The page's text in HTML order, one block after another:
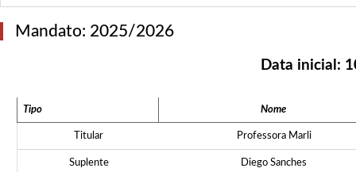
Mandato: 2025/2026
Data inicial:
Tipo Nome
Titular Professora Marli
Suplente Diego Sanches